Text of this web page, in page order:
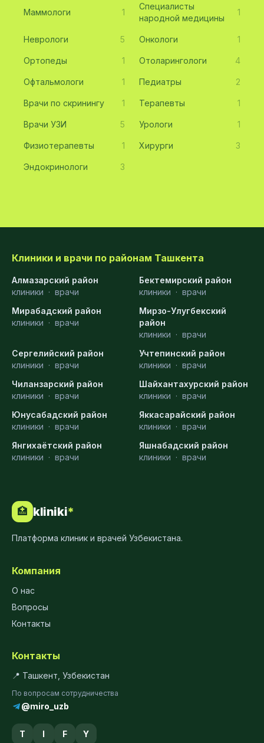
Маммологи 1
Специалисты
народной медицины
1
Неврологи 5 Онкологи 1
Ортопеды 1 Отоларингологи 4
Офтальмологи 1 Педиатры 2
Врачи по скринингу 1 Терапевты 1
Врачи УЗИ 5 Урологи 1
Физиотерапевты 1 Хирурги 3
Эндокринологи 3
Клиники и врачи по районам Ташкента
Алмазарский район
клиники · врачи
Бектемирский район
клиники · врачи
Мирабадский район
клиники · врачи
Мирзо-Улугбекский
район
клиники · врачи
Сергелийский район
клиники · врачи
Учтепинский район
клиники · врачи
Чиланзарский район
клиники · врачи
Шайхантахурский район
клиники · врачи
Юнусабадский район
клиники · врачи
Яккасарайский район
клиники · врачи
Янгихаётский район
клиники · врачи
Яшнабадский район
клиники · врачи
🏥 kliniki*
Платформа клиник и врачей Узбекистана.
Компания
О нас
Вопросы
Контакты
Контакты
📍 Ташкент, Узбекистан
По вопросам сотрудничества
@miro_uzb
T I F Y